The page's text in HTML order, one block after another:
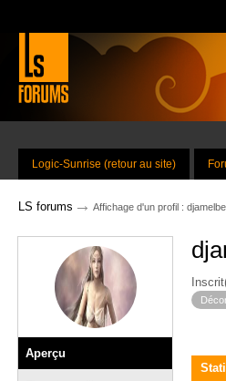
Logic-Sunrise (retour au site)
LS forums → Affichage d'un profil :
Aperçu